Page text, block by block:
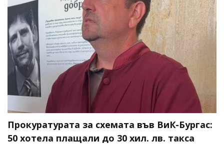
Прокуратурата за схемата във ВиК-Бургас:
50 хотела плащали до 30 хил. лв. такса